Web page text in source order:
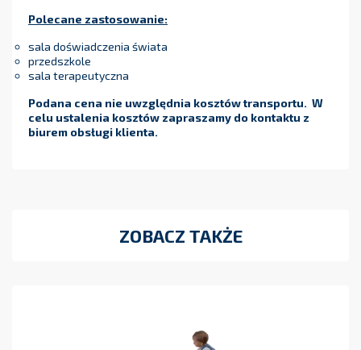
Polecane zastosowanie:
sala doświadczenia świata
przedszkole
sala terapeutyczna
Podana cena nie uwzględnia kosztów transportu. W
celu ustalenia kosztów zapraszamy do kontaktu z
biurem obsługi klienta.
ZOBACZ TAKŻE